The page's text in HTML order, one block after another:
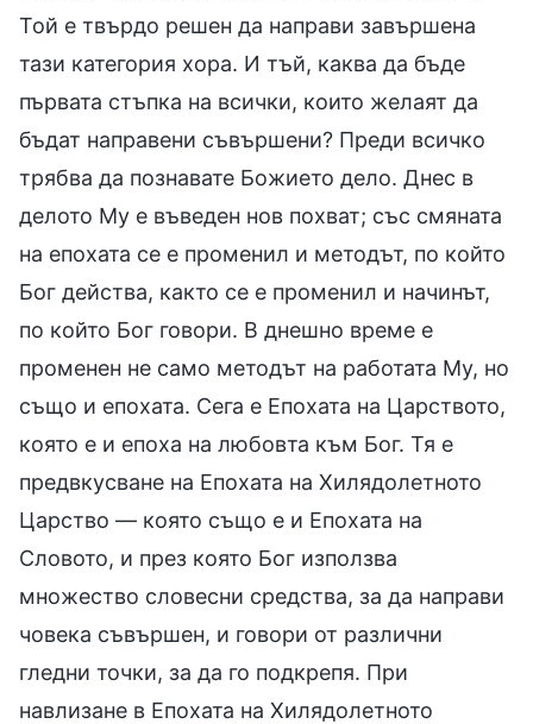
Той е твърдо решен да направи завършена
тази категория хора. И тъй, каква да бъде
първата стъпка на всички, които желаят да
бъдат направени съвършени? Преди всичко
трябва да познавате Божието дело. Днес в
делото Му е въведен нов похват; със смяната
на епохата се е променил и методът, по който
Бог действа, както се е променил и начинът,
по който Бог говори. В днешно време е
променен не само методът на работата Му, но
също и епохата. Сега е Епохата на Царството,
която е и епоха на любовта към Бог. Тя е
предвкусване на Епохата на Хилядолетното
Царство — която също е и Епохата на
Словото, и през която Бог използва
множество словесни средства, за да направи
човека съвършен, и говори от различни
гледни точки, за да го подкрепя. При
навлизане в Епохата на Хилядолетното